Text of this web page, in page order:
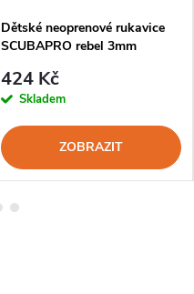
Dětské neoprenové rukavice
SCUBAPRO rebel 3mm
424 Kč
Skladem
ZOBRAZIT